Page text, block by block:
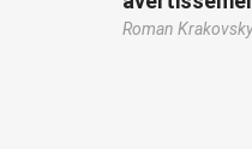
Roman Krakovsky